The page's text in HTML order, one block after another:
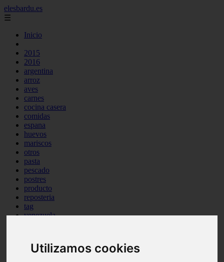
Utilizamos cookies
elesbardu.es
☰
Inicio
2015
2016
argentina
arroz
aves
carnes
cocina casera
comidas
espana
huevos
mariscos
otros
pasta
pescado
postres
producto
reposteria
tag
venezuela
Madrid - pozuelo-de-alarcón
Teruel - sarrión